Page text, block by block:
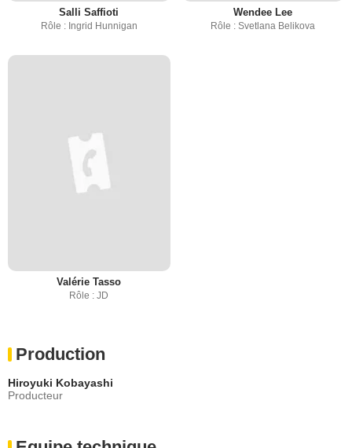
Salli Saffioti
Rôle : Ingrid Hunnigan
Wendee Lee
Rôle : Svetlana Belikova
Valérie Tasso
Rôle : JD
Production
Hiroyuki Kobayashi
Producteur